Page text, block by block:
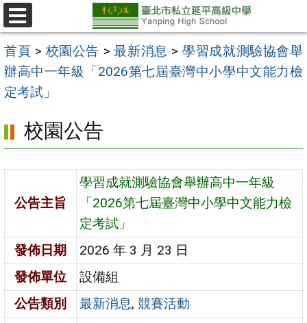
跳
至
主
要
內
選
單
首頁 > 校園公告 >最新消息 > 學習成就測驗協會舉
辦高中一年級「2026第七屆臺灣中小學中文能力檢
定考試」
校園公告
公告主旨
學習成就測驗協會舉辦高中一年級
「2026第七屆臺灣中小學中文能力檢
定考試」
發佈日期
2026 年 3 月 23 日
發佈單位
設備組
公告類別
最新消息,競賽活動